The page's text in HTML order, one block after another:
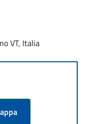
VT, Italia